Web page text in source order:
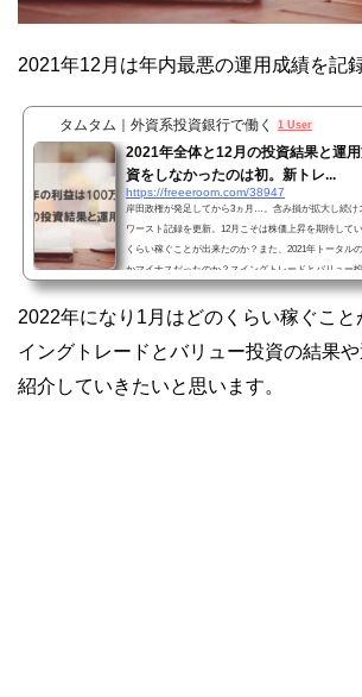
2021年12月は年内最悪の運用成績を記録
タムタム｜外資系投資銀行で働く 1 User
2021年全体と12月の投資結果と運
資をしなかったのは初。新トレ...
https://freeeroom.com/38947
岸田政権が発足してから3ヵ月…。含み損が拡大し続け
ワースト記録を更新。12月こそは株価上昇を期待して
くらい稼ぐことが出来たのか？また、2021年トータル
かマイナスだったのか？スイングトレードとバリュー
ご紹介していきたいと思います。2021年の投資結果と
っという間の1年間でしたね。特に、12月は色々と忙
ば大納会という具合でした。新型コロナウイルスが感染
2022年になり1月はどのくらい稼ぐこと
イングトレードとバリュー投資の結果
紹介していきたいと思います。